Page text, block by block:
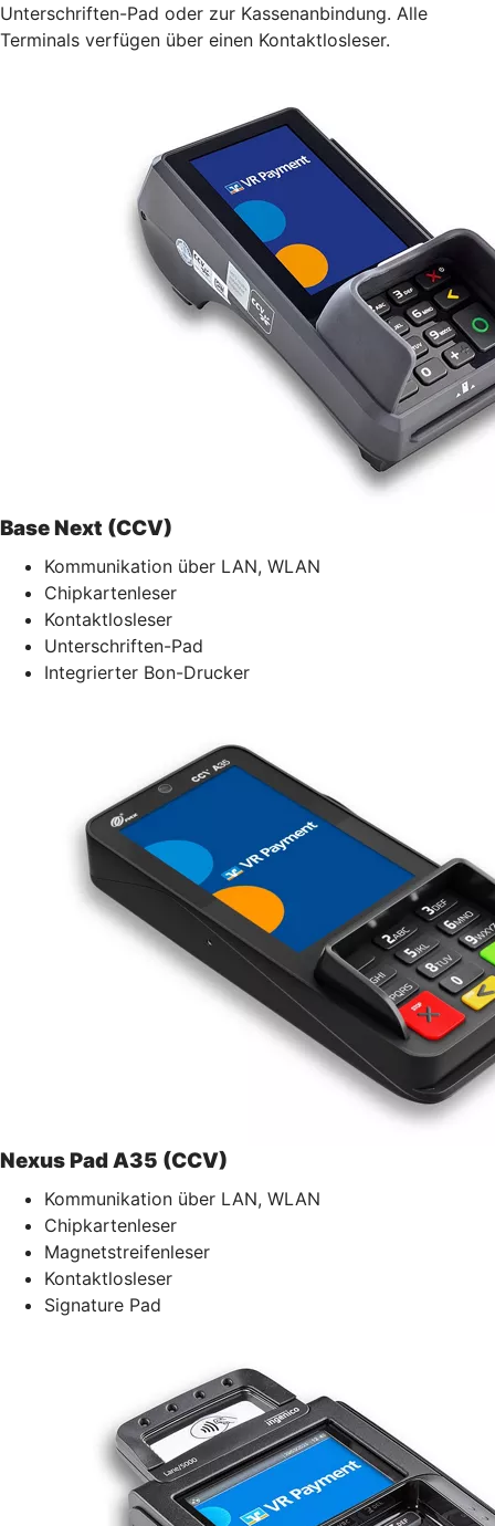
Unterschriften-Pad oder zur Kassenanbindung. Alle
Terminals verfügen über einen Kontaktlosleser.
Base Next (CCV)
Kommunikation über LAN, WLAN
Chipkartenleser
Kontaktlosleser
Unterschriften-Pad
Integrierter Bon-Drucker
Nexus Pad A35 (CCV)
Kommunikation über LAN, WLAN
Chipkartenleser
Magnetstreifenleser
Kontaktlosleser
Signature Pad